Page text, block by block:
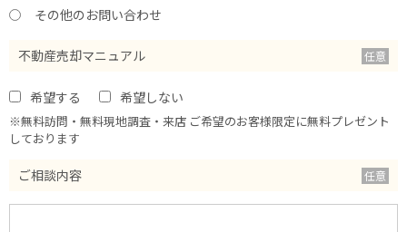
その他のお問い合わせ
不動産売却マニュアル
希望する 希望しない
※無料訪問・無料現地調査・来店 ご希望のお客様限定に無料プレゼント
しております
ご相談内容